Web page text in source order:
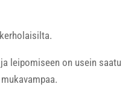
leipomiseen on usein saatu